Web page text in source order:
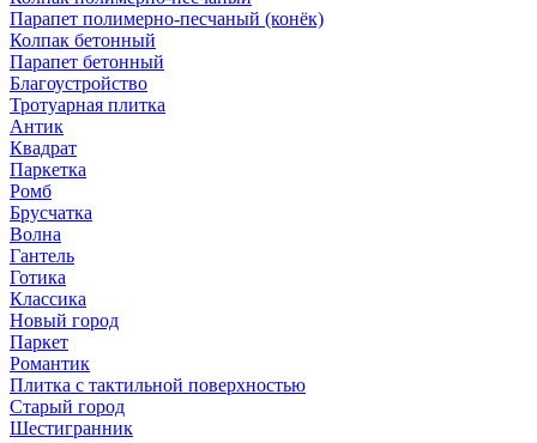
Парапет полимерно-песчаный (конёк)
Колпак бетонный
Парапет бетонный
Благоустройство
Тротуарная плитка
Антик
Квадрат
Паркетка
Ромб
Брусчатка
Волна
Гантель
Готика
Классика
Новый город
Паркет
Романтик
Плитка с тактильной поверхностью
Старый город
Шестигранник